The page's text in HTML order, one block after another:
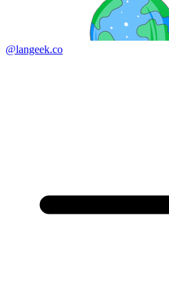
@langeek.co